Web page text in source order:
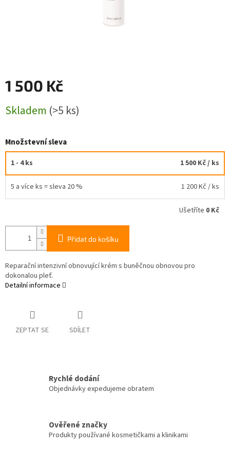
1 500 Kč
cena:
Skladem (>5 ks)
Množstevní sleva
1 - 4 ks 1 500 Kč/ ks
5 a více ks = sleva 20 % 1 200 Kč / ks
Ušetříte 0 Kč
Přidat do košíku
Reparační intenzivní obnovující krém s buněčnou obnovou pro
dokonalou pleť.
Detailní informace
ZEPTAT SE SDÍLET
Rychlé dodání
Objednávky expedujeme obratem
Ověřené značky
Produkty používané kosmetičkami a klinikami